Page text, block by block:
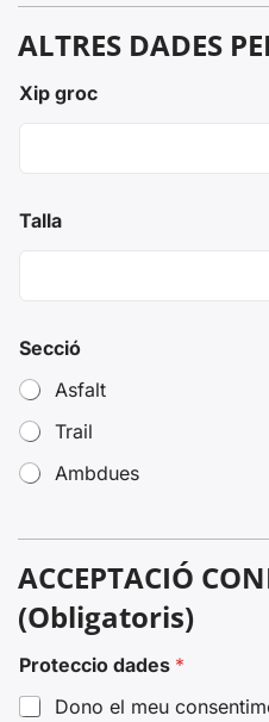
ALTRES DADES
Xip groc
Talla
Secció
Asfalt
Trail
Ambdues
ACCEPTACIÓ
(Obligatoris)
Proteccio dades *
Dono el meu